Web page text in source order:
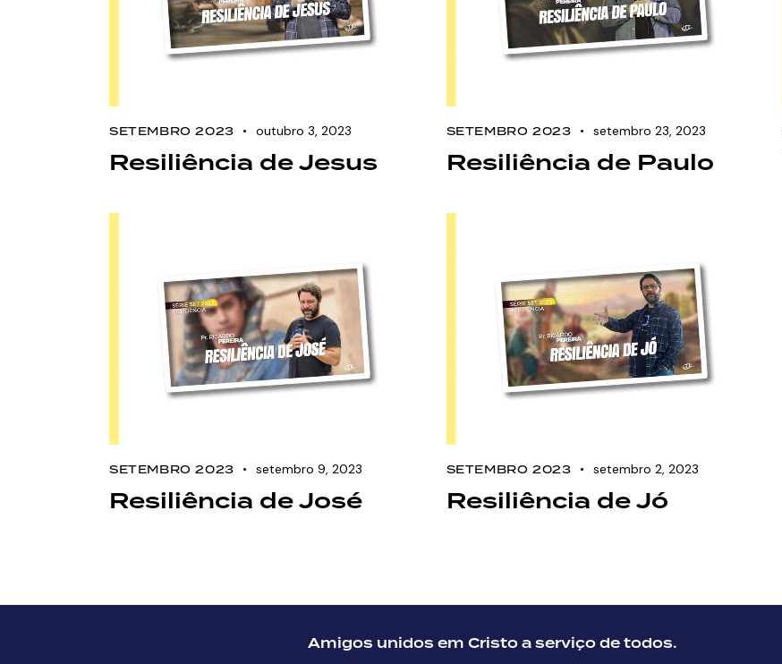
SETEMBRO 2023 outubro 3, 2023
Resiliência de Jesus
SETEMBRO 2023 setembro 23, 2023
Resiliência de Paulo
SETEMBRO 2023 setembro 9, 2023
Resiliência de José
SETEMBRO 2023 setembro 2, 2023
Resiliência de Jó
Amigos unidos em Cristo a serviço de todos.